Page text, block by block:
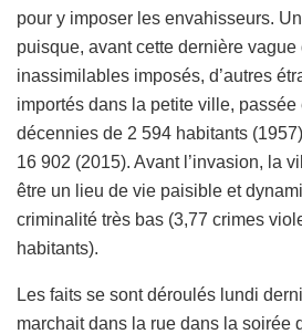
pour y imposer les envahisseurs.
puisque, avant cette dernière vague
inassimilables imposés, d’autres
importés dans la petite ville,
décennies de 2 594 habitants
16 902 (2015). Avant l’invasion, la
être un lieu de vie paisible et
criminalité très bas (3,77 crimes
habitants).
Les faits se sont déroulés lundi
marchait dans la rue dans la soirée